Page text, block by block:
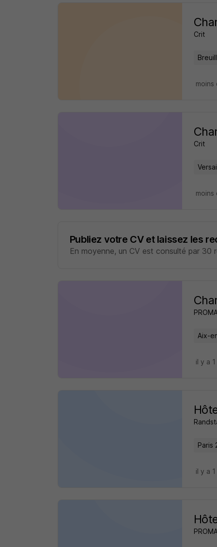
Crit
moins
Crit
moins
Publiez votre CV et laissez les
En moyenne, un CV est consulté par 30
Aix-
il y a
Paris
il y a